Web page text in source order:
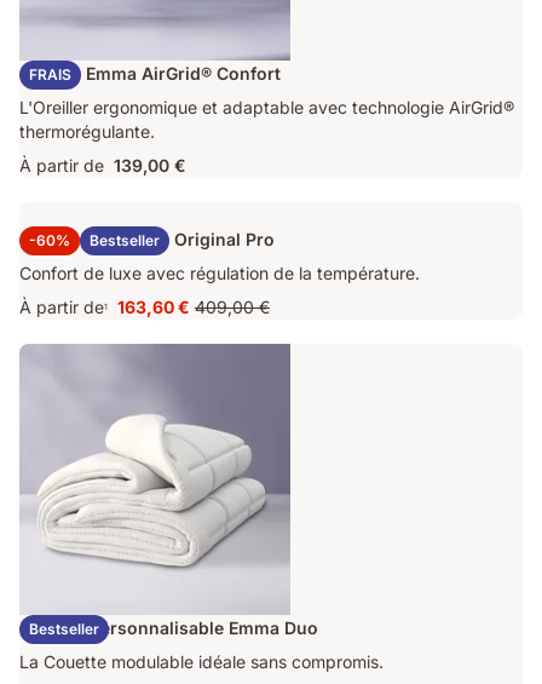
FRAIS
Oreiller Emma AirGrid® Confort
L'Oreiller ergonomique et adaptable avec technologie AirGrid®
thermorégulante.
À partir de 139,00 €
-60% Bestseller
Surmatelas Emma Original Pro
Confort de luxe avec régulation de la température.
À partir de1
Prix
163,60 €
163,60 € Prix
d'origine
409,00 €
Bestseller
Couette Personnalisable Emma Duo
La Couette modulable idéale sans compromis.